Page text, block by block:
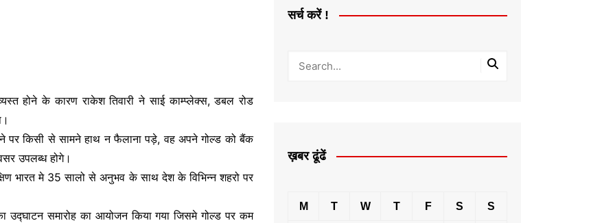
होने के कारण राकेश तिवारी ने साई काम्प्लेक्स, डबल रोड
पर किसी से सामने हाथ न फैलाना पड़े, वह अपने गोल्ड को बैंक
उपलब्ध होगे।
भारत मे 35 सालो से अनुभव के साथ देश के विभिन्न शहरो पर
समारोह का आयोजन किया गया जिसमे गोल्ड पर कम
सर्च करें !
ख़बर ढूंढें
M T W T F S S